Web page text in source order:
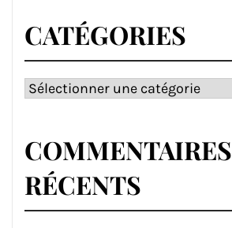
CATÉGORIES
Catégories
COMMENTAIRES
RÉCENTS